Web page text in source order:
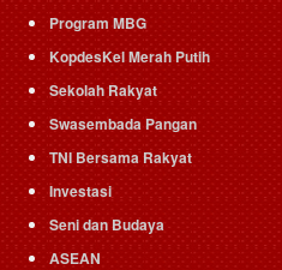
Program MBG
KopdesKel Merah Putih
Sekolah Rakyat
Swasembada Pangan
TNI Bersama Rakyat
Investasi
Seni dan Budaya
ASEAN